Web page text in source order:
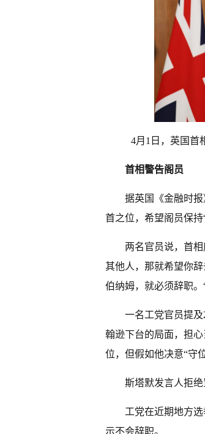
4月1日，英国首
首相警告阁员
据英国《金融时
首之位，希望阁员保持
两名官员说，首
其他人，那就希望你
伯纳姆，就必须辞职
一名工党官员提
翰逊下台的局面，担
位，但假如他决意“守
斯塔默发言人拒绝
工党在近期地方
示不会辞职。